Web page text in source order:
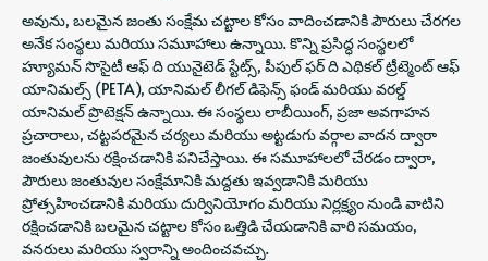
అవును, బలమైన జంతు సంక్షేమ చట్టాల కోసం వాదించడానికి పౌరులు చేరగల
అనేక సంస్థలు మరియు సమూహాలు ఉన్నాయి. కొన్ని ప్రసిద్ధ సంస్థలలో
హ్యూమన్ సొసైటీ ఆఫ్ ది యునైటెడ్ స్టేట్స్, పీపుల్ ఫర్ ది ఎథికల్ ట్రీట్మెంట్ ఆఫ్
యానిమల్స్ (PETA), యానిమల్ లీగల్ డిఫెన్స్ ఫండ్ మరియు వరల్డ్
యానిమల్ ప్రొటెక్షన్ ఉన్నాయి. ఈ సంస్థలు లాబీయింగ్, ప్రజా అవగాహన
ప్రచారాలు, చట్టపరమైన చర్యలు మరియు అట్టడుగు వర్గాల వాదన ద్వారా
జంతువులను రక్షించడానికి పనిచేస్తాయి. ఈ సమూహాలలో చేరడం ద్వారా,
పౌరులు జంతువుల సంక్షేమానికి మద్దతు ఇవ్వడానికి మరియు
ప్రోత్సహించడానికి మరియు దుర్వినియోగం మరియు నిర్లక్ష్యం నుండి వాటిని
రక్షించడానికి బలమైన చట్టాల కోసం ఒత్తిడి చేయడానికి వారి సమయం,
వనరులు మరియు స్వరాన్ని అందించవచ్చు.